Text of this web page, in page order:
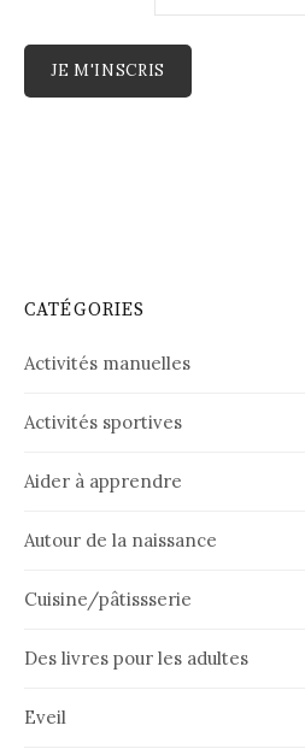
CATÉGORIES
Activités manuelles
Activités sportives
Aider à apprendre
Autour de la naissance
Cuisine/pâtissserie
Des livres pour les adultes
Eveil